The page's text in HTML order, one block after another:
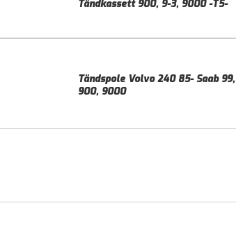
Tändkassett 900, 9-3, 9000 -T5-
Tändspole Volvo 240 85- Saab 99,
900, 9000